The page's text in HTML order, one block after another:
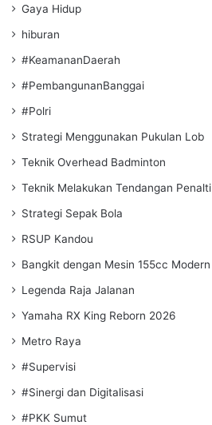
Gaya Hidup
hiburan
#KeamananDaerah
#PembangunanBanggai
#Polri
Strategi Menggunakan Pukulan Lob
Teknik Overhead Badminton
Teknik Melakukan Tendangan Penalti
Strategi Sepak Bola
RSUP Kandou
Bangkit dengan Mesin 155cc Modern
Legenda Raja Jalanan
Yamaha RX King Reborn 2026
Metro Raya
#Supervisi
#Sinergi dan Digitalisasi
#PKK Sumut